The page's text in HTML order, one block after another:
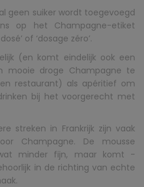
geen suiker wordt toegevoegd
op het Champagne-etiket
of ‘dosage zéro’.
(en komt eindelijk ook een
mooie droge Champagne te
restaurant) als apéritief om
bij het voorgerecht met
streken in Frankrijk zijn vaak
Champagne. De mousse
wat minder fijn, maar komt -
in de richting van echte